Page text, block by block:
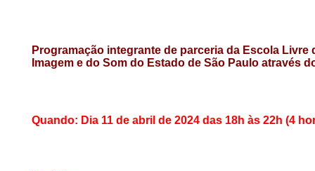
Programação integrante de parceria da Escola Livre
Imagem e do Som do Estado de São Paulo através
Quando: Dia 11 de abril de 2024 das 18h às 22h (4